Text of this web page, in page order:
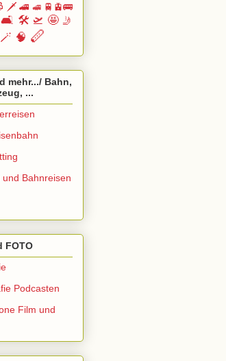
🗡️ 🚄 🚅 🚆🚊🚌
🛋️ 🛠️ 🛫 🤩 🤳
🧠 🪈
mehr.../ Bahn,
...
und Bahnreisen
FOTO
Podcasten
Film und